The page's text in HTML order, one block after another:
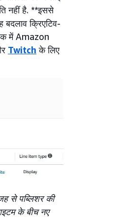
नहीं है. **इससे
बदलाव क्रिएटिव-
में Amazon
Twitch के लिए
से पब्लिशर की
के बीच नए